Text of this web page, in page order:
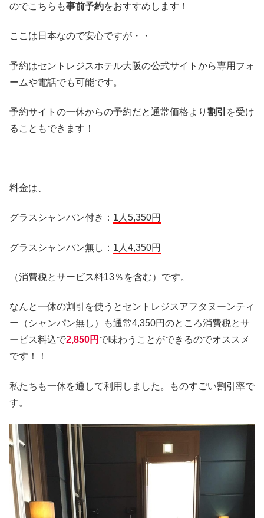
のでこちらも事前予約をおすすめします！
ここは日本なので安心ですが・・
予約はセントレジスホテル大阪の公式サイトから専用フォ
ームや電話でも可能です。
予約サイトの一休からの予約だと通常価格より 割引 を受け
ることもできます！
料金は、
グラスシャンパン付き： 1人5,350円
グラスシャンパン無し： 1人4,350円
（消費税とサービス料13％を含む）です。
なんと一休の割引を使うとセントレジスアフタヌーンティ
ー（シャンパン無し）も通常4,350円のところ消費税とサ
ービス料込で2,850円 で味わうことができるのでオススメ
です！！
私たちも一休を通して利用しました。ものすごい割引率で
す。